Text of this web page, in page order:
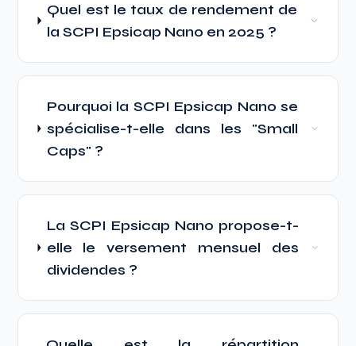
Quel est le taux de rendement de
la SCPI Epsicap Nano en 2025 ?
Pourquoi la SCPI Epsicap Nano se
spécialise-t-elle dans les "Small
Caps" ?
La SCPI Epsicap Nano propose-t-
elle le versement mensuel des
dividendes ?